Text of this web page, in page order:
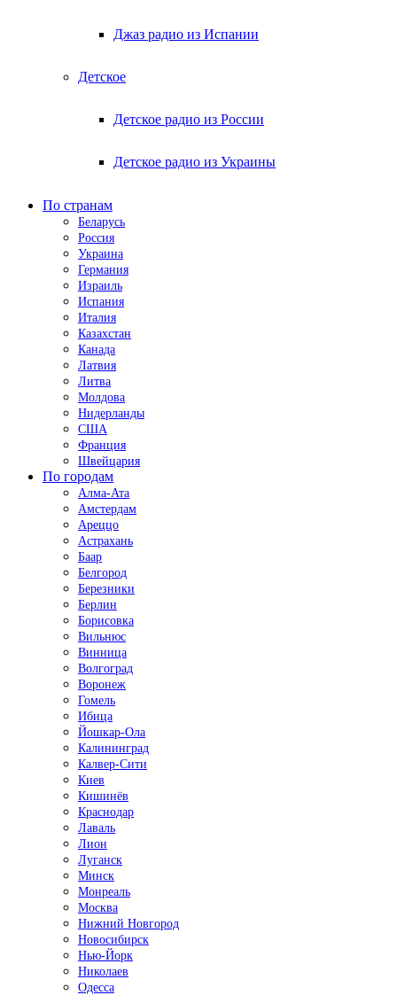
Джаз радио из Испании
Детское
Детское радио из России
Детское радио из Украины
По странам
Беларусь
Россия
Украина
Германия
Израиль
Испания
Италия
Казахстан
Канада
Латвия
Литва
Молдова
Нидерланды
США
Франция
Швейцария
По городам
Алма-Ата
Амстердам
Ареццо
Астрахань
Баар
Белгород
Березники
Берлин
Борисовка
Вильнюс
Винница
Волгоград
Воронеж
Гомель
Ибица
Йошкар-Ола
Калининград
Калвер-Сити
Киев
Кишинёв
Краснодар
Лаваль
Лион
Луганск
Минск
Монреаль
Москва
Нижний Новгород
Новосибирск
Нью-Йорк
Николаев
Одесса